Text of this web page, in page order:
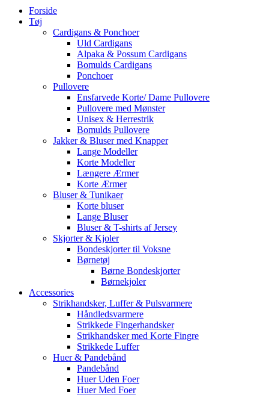
Forside
Tøj
Cardigans & Ponchoer
Uld Cardigans
Alpaka & Possum Cardigans
Bomulds Cardigans
Ponchoer
Pullovere
Ensfarvede Korte/ Dame Pullovere
Pullovere med Mønster
Unisex & Herrestrik
Bomulds Pullovere
Jakker & Bluser med Knapper
Lange Modeller
Korte Modeller
Længere Ærmer
Korte Ærmer
Bluser & Tunikaer
Korte bluser
Lange Bluser
Bluser & T-shirts af Jersey
Skjorter & Kjoler
Bondeskjorter til Voksne
Børnetøj
Børne Bondeskjorter
Børnekjoler
Accessories
Strikhandsker, Luffer & Pulsvarmere
Håndledsvarmere
Strikkede Fingerhandsker
Strikhandsker med Korte Fingre
Strikkede Luffer
Huer & Pandebånd
Pandebånd
Huer Uden Foer
Huer Med Foer